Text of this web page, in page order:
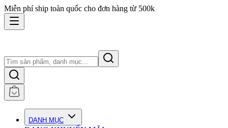
Miễn phí ship toàn quốc cho đơn hàng từ 500k
DANH MỤC